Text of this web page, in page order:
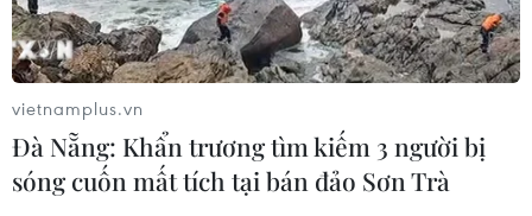
Ngôn ngữ
TTXVN
Dịch vụ tin
Quảng cáo
Liên hệ
vietnamplus.vn
Đà Nẵng: Khẩn trương tìm kiếm 3 người bị
sóng cuốn mất tích tại bán đảo Sơn Trà